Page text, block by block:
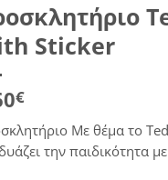
Sticker
€
Με θέμα το
την παιδικότητα